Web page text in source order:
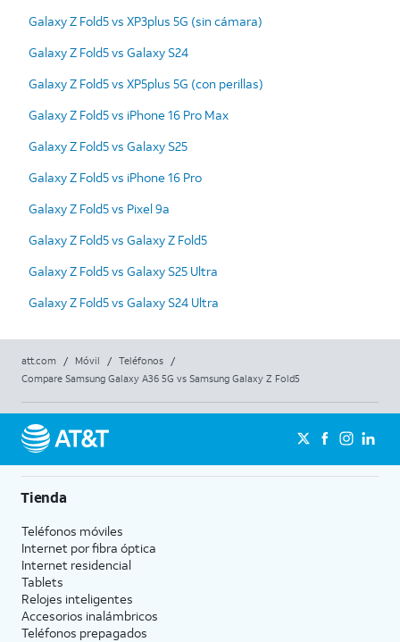
Galaxy Z Fold5 vs XP3plus 5G (sin cámara)
Galaxy Z Fold5 vs Galaxy S24
Galaxy Z Fold5 vs XP5plus 5G (con perillas)
Galaxy Z Fold5 vs iPhone 16 Pro Max
Galaxy Z Fold5 vs Galaxy S25
Galaxy Z Fold5 vs iPhone 16 Pro
Galaxy Z Fold5 vs Pixel 9a
Galaxy Z Fold5 vs Galaxy Z Fold5
Galaxy Z Fold5 vs Galaxy S25 Ultra
Galaxy Z Fold5 vs Galaxy S24 Ultra
att.com / Móvil / Teléfonos
/
Compare Samsung Galaxy A36 5G vs Samsung Galaxy Z Fold5
Tienda
Teléfonos móviles
Internet por fibra óptica
Internet residencial
Tablets
Relojes inteligentes
Accesorios inalámbricos
Teléfonos prepagados